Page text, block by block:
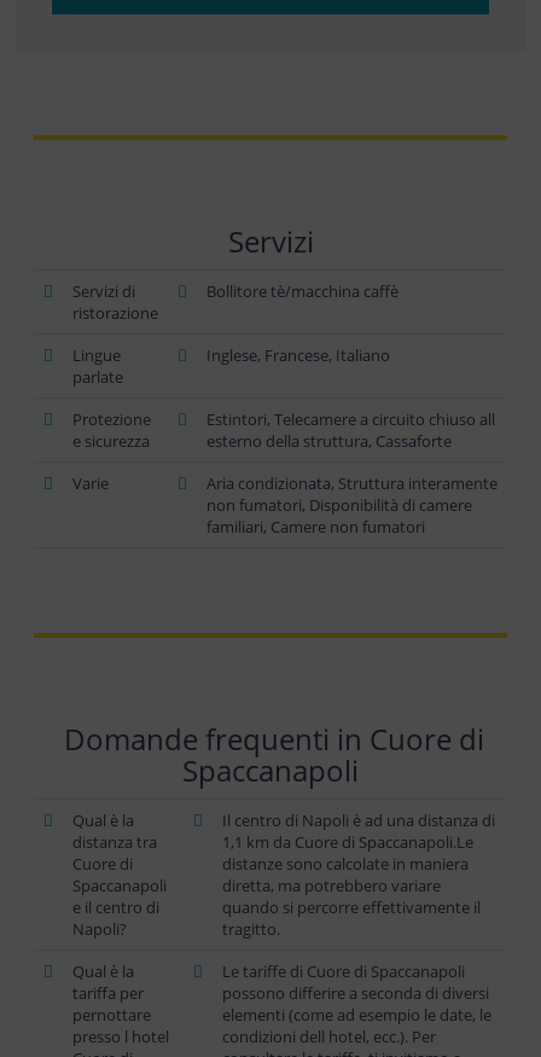
Servizi
Servizi di
ristorazione
Bollitore tè/macchina caffè
Lingue
parlate
Inglese, Francese, Italiano
Protezione
e sicurezza
Estintori, Telecamere a circuito chiuso all
esterno della struttura, Cassaforte
Varie
Aria condizionata, Struttura interamente
non fumatori, Disponibilità di camere
familiari, Camere non fumatori
Domande frequenti in Cuore di
Spaccanapoli
Qual è la
distanza tra
Cuore di
Spaccanapoli
e il centro di
Napoli?
Il centro di Napoli è ad una distanza di
1,1 km da Cuore di Spaccanapoli.Le
distanze sono calcolate in maniera
diretta, ma potrebbero variare
quando si percorre effettivamente il
tragitto.
Qual è la
tariffa per
pernottare
presso l hotel
Le tariffe di Cuore di Spaccanapoli
possono differire a seconda di diversi
elementi (come ad esempio le date, le
condizioni dell hotel, ecc.). Per